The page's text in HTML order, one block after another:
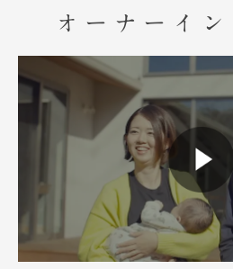
オーナーイ